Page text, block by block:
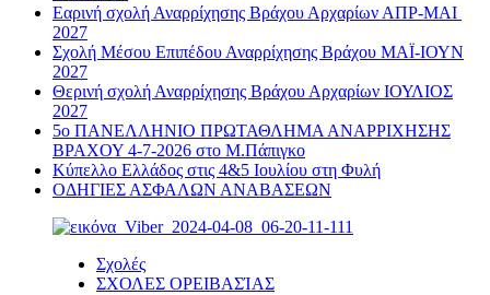
Εαρινή σχολή Αναρρίχησης Βράχου Αρχαρίων ΑΠΡ-ΜΑΙ
2027
Σχολή Μέσου Επιπέδου Αναρρίχησης Βράχου ΜΑΪ-ΙΟΥΝ
2027
Θερινή σχολή Αναρρίχησης Βράχου Αρχαρίων ΙΟΥΛΙΟΣ
2027
5ο ΠΑΝΕΛΛΗΝΙΟ ΠΡΩΤΑΘΛΗΜΑ ΑΝΑΡΡΙΧΗΣΗΣ
ΒΡΑΧΟΥ 4-7-2026 στο Μ.Πάπιγκο
Κύπελλο Ελλάδος στις 4&5 Ιουλίου στη Φυλή
ΟΔΗΓΙΕΣ ΑΣΦΑΛΩΝ ΑΝΑΒΑΣΕΩΝ
Σχολές
ΣΧΟΛΕΣ ΟΡΕΙΒΑΣΊΑΣ